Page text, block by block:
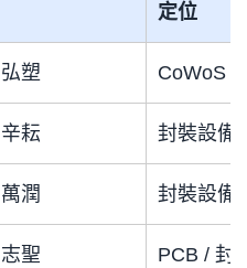
定位
塑 CoWoS
耘 封裝設備
潤 封裝設備
聖 PCB / 封